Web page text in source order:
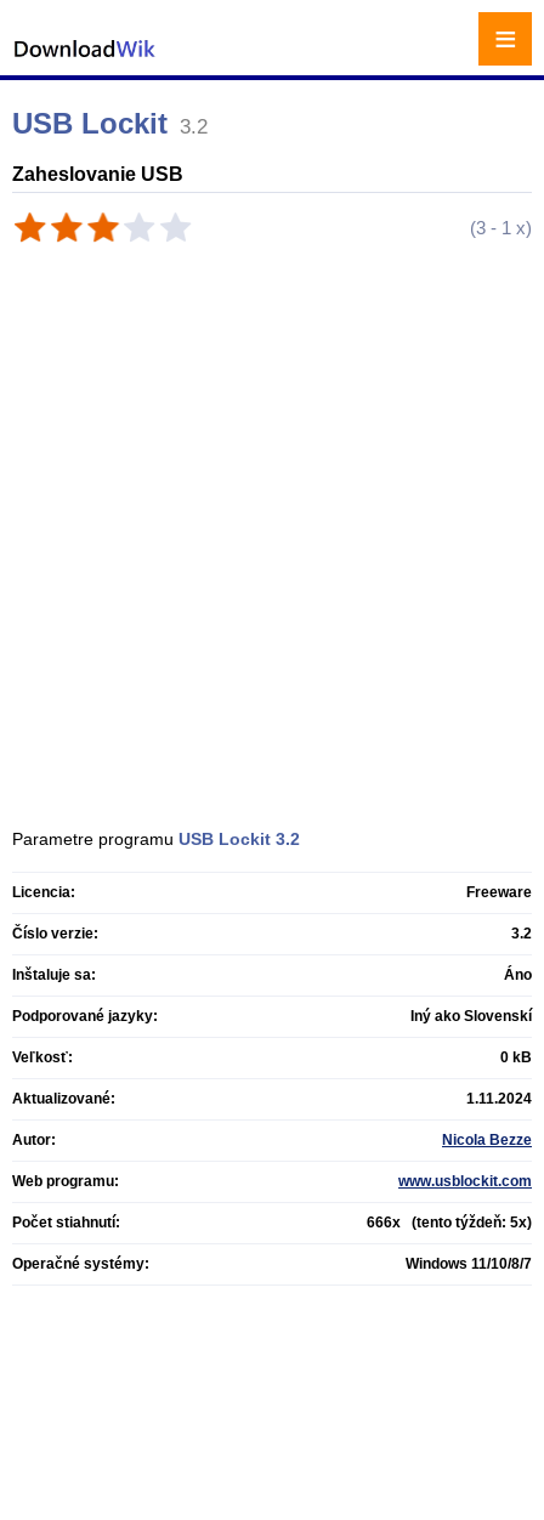
USB Lockit 3.2
Zaheslovanie USB
(3 - 1 x)
Parametre programu USB Lockit 3.2
Licencia: Freeware
Číslo verzie: 3.2
Inštaluje sa: Áno
Podporované jazyky: Iný ako Slovenskí
Veľkosť: 0 kB
Aktualizované: 1.11.2024
Autor: Nicola Bezze
Web programu: www.usblockit.com
Počet stiahnutí: 666x (tento týždeň: 5x)
Operačné systémy: Windows 11/10/8/7
≡